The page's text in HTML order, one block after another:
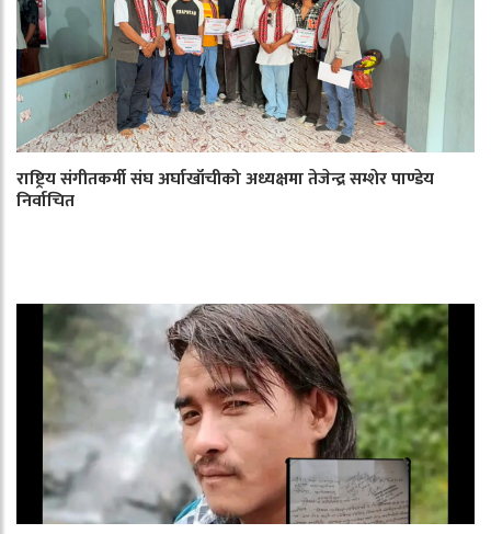
राष्ट्रिय संगीतकर्मी संघ अर्घाखाँचीको अध्यक्षमा तेजेन्द्र सम्शेर पाण्डेय
निर्वाचित